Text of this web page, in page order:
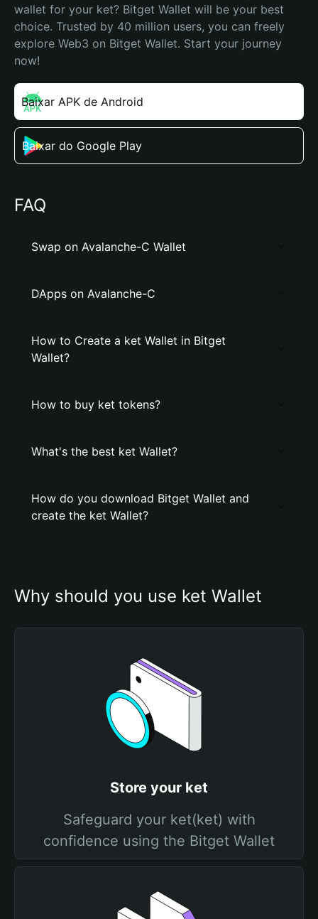
wallet for your ket? Bitget Wallet will be your best
choice. Trusted by 40 million users, you can freely
explore Web3 on Bitget Wallet. Start your journey
now!
Baixar APK de Android
Baixar do Google Play
FAQ
Swap on Avalanche-C Wallet
DApps on Avalanche-C
How to Create a ket Wallet in Bitget
Wallet?
How to buy ket tokens?
What's the best ket Wallet?
How do you download Bitget Wallet and
create the ket Wallet?
Why should you use ket Wallet
Store your ket
Safeguard your ket(ket) with
confidence using the Bitget Wallet